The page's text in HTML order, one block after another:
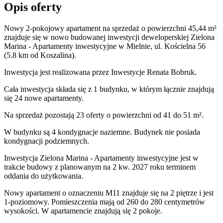
Opis oferty
Nowy 2-pokojowy apartament na sprzedaż o powierzchni 45,44 m²
znajduje się w nowo budowanej inwestycji deweloperskiej Zielona
Marina - Apartamenty inwestycyjne w Mielnie, ul. Kościelna 56
(5.8 km od Koszalina).
Inwestycja jest realizowana przez Inwestycje Renata Bobruk.
Cała inwestycja składa się z 1 budynku, w którym łącznie znajdują
się 24 nowe apartamenty.
Na sprzedaż pozostają 23 oferty o powierzchni od 41 do 51 m².
W budynku są 4 kondygnacje naziemne. Budynek nie posiada
kondygnacji podziemnych.
Inwestycja Zielona Marina - Apartamenty inwestycyjne jest w
trakcie budowy z planowanym na 2 kw. 2027 roku terminem
oddania do użytkowania.
Nowy apartament o oznaczeniu M11 znajduje się na 2 piętrze i jest
1-poziomowy. Pomieszczenia mają od 260 do 280 centymetrów
wysokości. W apartamencie znajdują się 2 pokoje.